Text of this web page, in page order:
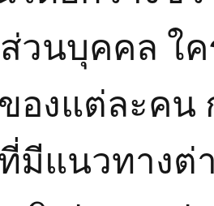
ส่วนบุคคล ใ
องแต่ละคน
มีแนวทางต่